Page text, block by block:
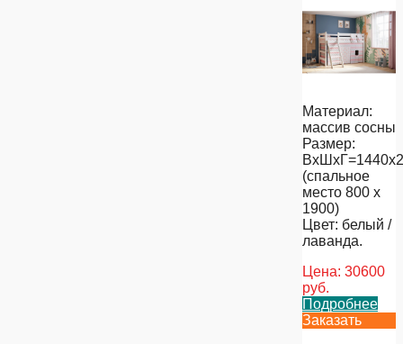
Материал:
массив сосны
Размер:
(спальное
место 800 х
1900)
Цвет: белый /
лаванда.
Цена: 30600
руб.
Подробнее
Заказать